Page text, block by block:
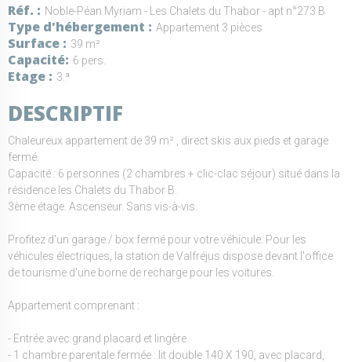
Réf. Noble-Péan Myriam - Les Chalets du Thabor - apt n°273 B
Type d'hébergement Appartement 3 pièces
Surface 39 m²
Capacité 6 pers.
Etage 3.ª
DESCRIPTIF
Chaleureux appartement de 39 m² , direct skis aux pieds et garage
fermé.
Capacité : 6 personnes (2 chambres + clic-clac séjour) situé dans la
résidence les Chalets du Thabor B.
3ème étage. Ascenseur. Sans vis-à-vis.
Profitez d'un garage / box fermé pour votre véhicule. Pour les
véhicules électriques, la station de Valfréjus dispose devant l'office
de tourisme d'une borne de recharge pour les voitures.
Appartement comprenant :
- Entrée avec grand placard et lingère
- 1 chambre parentale fermée : lit double 140 X 190, avec placard,